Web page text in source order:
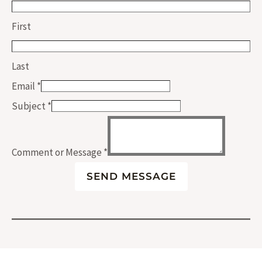
First
Last
Email *
Subject *
Comment or Message *
SEND MESSAGE